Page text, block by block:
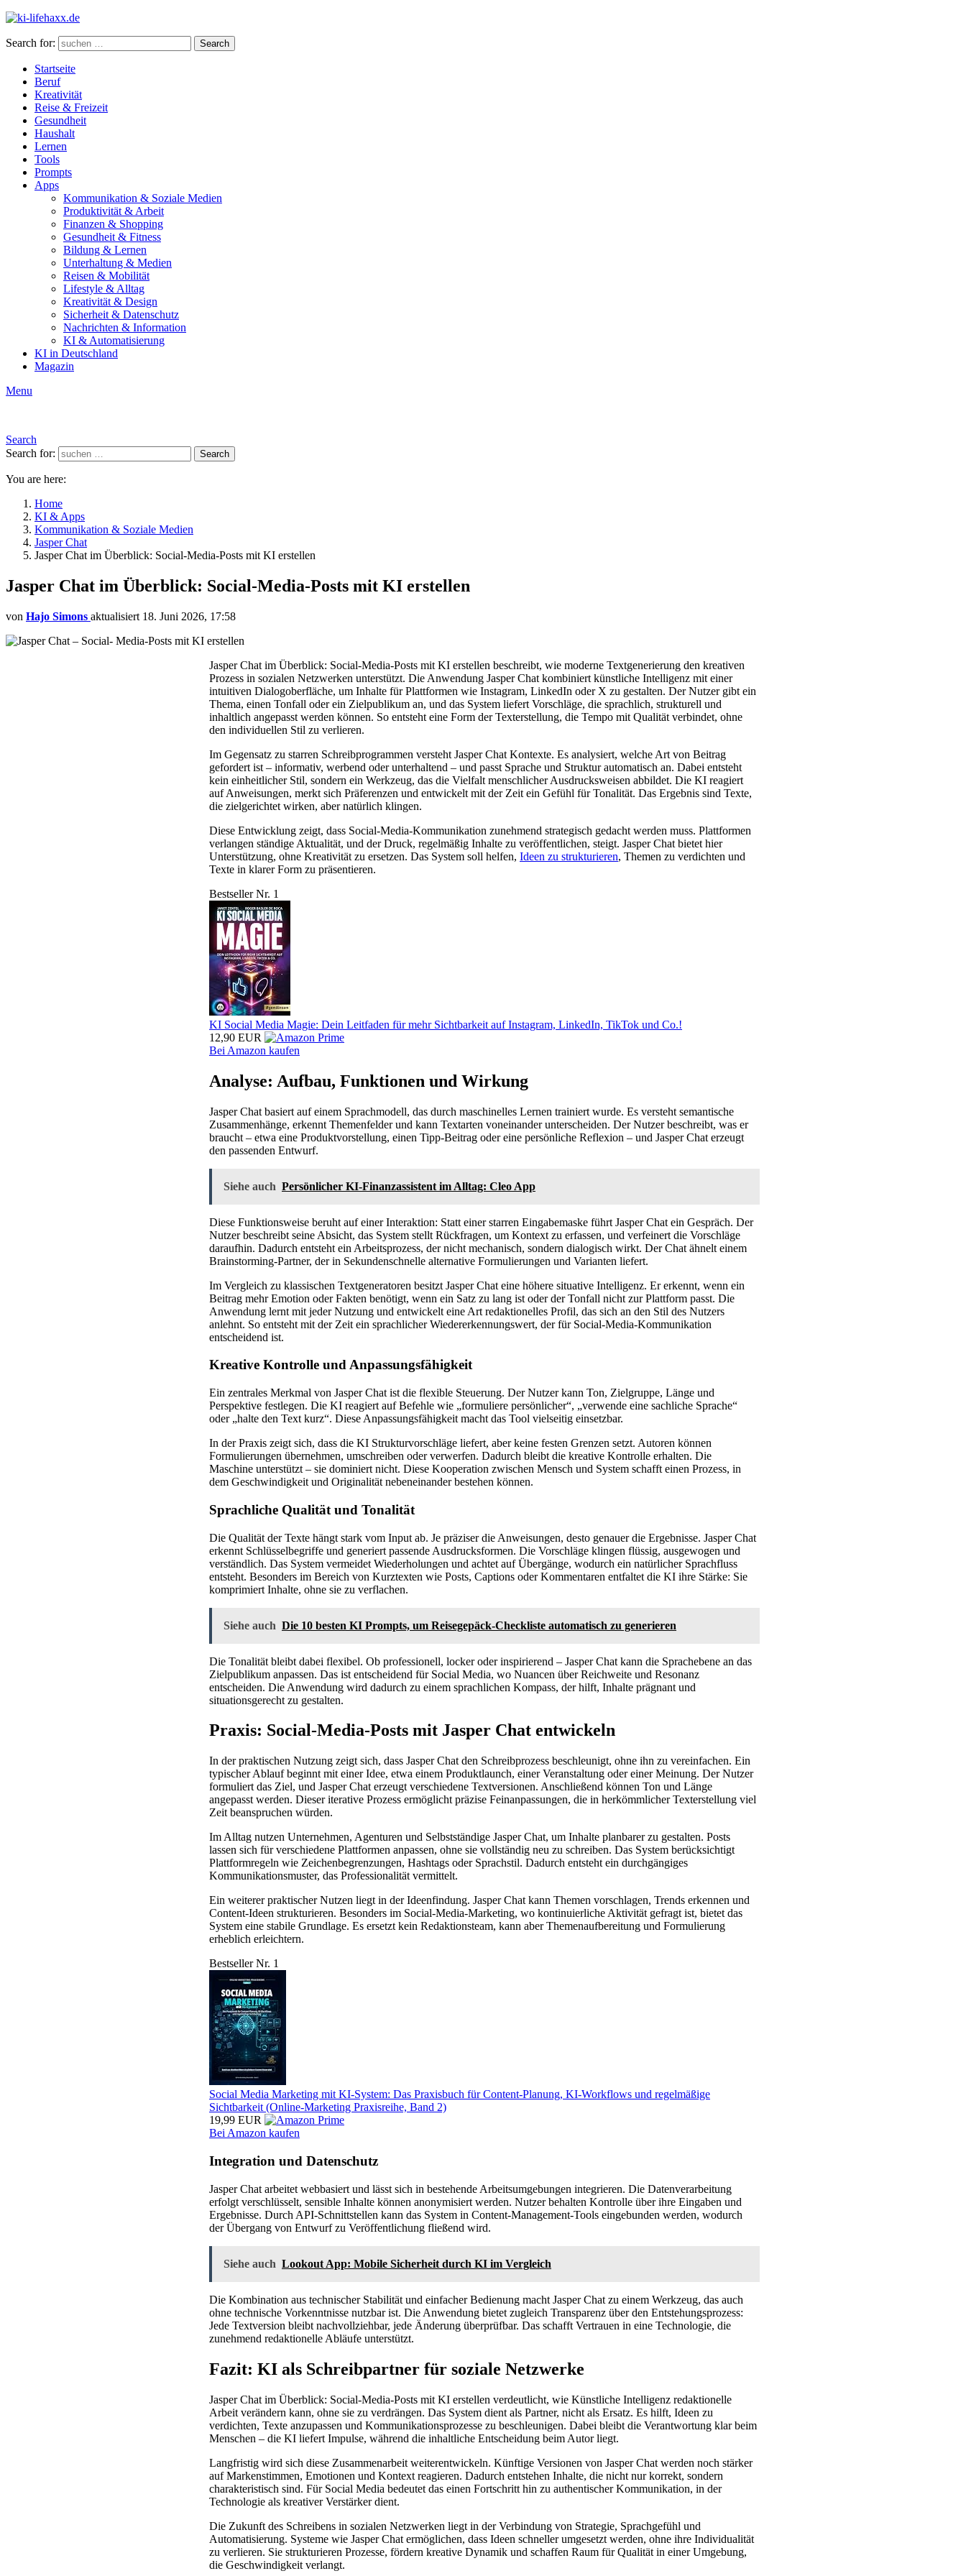
Search for: Search
Startseite
Beruf
Kreativität
Reise & Freizeit
Gesundheit
Haushalt
Lernen
Tools
Prompts
Apps
Kommunikation & Soziale Medien
Produktivität & Arbeit
Finanzen & Shopping
Gesundheit & Fitness
Bildung & Lernen
Unterhaltung & Medien
Reisen & Mobilität
Lifestyle & Alltag
Kreativität & Design
Sicherheit & Datenschutz
Nachrichten & Information
KI & Automatisierung
KI in Deutschland
Magazin
Menu
Search
Search for:
Search
You are here:
Home
KI & Apps
Kommunikation & Soziale Medien
Jasper Chat
Jasper Chat im Überblick: Social-Media-Posts mit KI erstellen
Jasper Chat im Überblick: Social-Media-Posts mit KI erstellen
von Hajo Simons aktualisiert 18. Juni 2026, 17:58
Jasper Chat im Überblick: Social-Media-Posts mit KI erstellen beschreibt, wie moderne Textgenerierung den kreativen
Prozess in sozialen Netzwerken unterstützt. Die Anwendung Jasper Chat kombiniert künstliche Intelligenz mit einer
intuitiven Dialogoberfläche, um Inhalte für Plattformen wie Instagram, LinkedIn oder X zu gestalten. Der Nutzer gibt ein
Thema, einen Tonfall oder ein Zielpublikum an, und das System liefert Vorschläge, die sprachlich, strukturell und
inhaltlich angepasst werden können. So entsteht eine Form der Texterstellung, die Tempo mit Qualität verbindet, ohne
den individuellen Stil zu verlieren.
Im Gegensatz zu starren Schreibprogrammen versteht Jasper Chat Kontexte. Es analysiert, welche Art von Beitrag
gefordert ist – informativ, werbend oder unterhaltend – und passt Sprache und Struktur automatisch an. Dabei entsteht
kein einheitlicher Stil, sondern ein Werkzeug, das die Vielfalt menschlicher Ausdrucksweisen abbildet. Die KI reagiert
auf Anweisungen, merkt sich Präferenzen und entwickelt mit der Zeit ein Gefühl für Tonalität. Das Ergebnis sind Texte,
die zielgerichtet wirken, aber natürlich klingen.
Diese Entwicklung zeigt, dass Social-Media-Kommunikation zunehmend strategisch gedacht werden muss. Plattformen
verlangen ständige Aktualität, und der Druck, regelmäßig Inhalte zu veröffentlichen, steigt. Jasper Chat bietet hier
Unterstützung, ohne Kreativität zu ersetzen. Das System soll helfen, Ideen zu strukturieren, Themen zu verdichten und
Texte in klarer Form zu präsentieren.
Bestseller Nr. 1
KI Social Media Magie: Dein Leitfaden für mehr Sichtbarkeit auf Instagram, LinkedIn, TikTok und Co.!
12,90 EUR
Bei Amazon kaufen
Analyse: Aufbau, Funktionen und Wirkung
Jasper Chat basiert auf einem Sprachmodell, das durch maschinelles Lernen trainiert wurde. Es versteht semantische
Zusammenhänge, erkennt Themenfelder und kann Textarten voneinander unterscheiden. Der Nutzer beschreibt, was er
braucht – etwa eine Produktvorstellung, einen Tipp-Beitrag oder eine persönliche Reflexion – und Jasper Chat erzeugt
den passenden Entwurf.
Siehe auch Persönlicher KI-Finanzassistent im Alltag: Cleo App
Diese Funktionsweise beruht auf einer Interaktion: Statt einer starren Eingabemaske führt Jasper Chat ein Gespräch. Der
Nutzer beschreibt seine Absicht, das System stellt Rückfragen, um Kontext zu erfassen, und verfeinert die Vorschläge
daraufhin. Dadurch entsteht ein Arbeitsprozess, der nicht mechanisch, sondern dialogisch wirkt. Der Chat ähnelt einem
Brainstorming-Partner, der in Sekundenschnelle alternative Formulierungen und Varianten liefert.
Im Vergleich zu klassischen Textgeneratoren besitzt Jasper Chat eine höhere situative Intelligenz. Er erkennt, wenn ein
Beitrag mehr Emotion oder Fakten benötigt, wenn ein Satz zu lang ist oder der Tonfall nicht zur Plattform passt. Die
Anwendung lernt mit jeder Nutzung und entwickelt eine Art redaktionelles Profil, das sich an den Stil des Nutzers
anlehnt. So entsteht mit der Zeit ein sprachlicher Wiedererkennungswert, der für Social-Media-Kommunikation
entscheidend ist.
Kreative Kontrolle und Anpassungsfähigkeit
Ein zentrales Merkmal von Jasper Chat ist die flexible Steuerung. Der Nutzer kann Ton, Zielgruppe, Länge und
Perspektive festlegen. Die KI reagiert auf Befehle wie „formuliere persönlicher“, „verwende eine sachliche Sprache“
oder „halte den Text kurz“. Diese Anpassungsfähigkeit macht das Tool vielseitig einsetzbar.
In der Praxis zeigt sich, dass die KI Strukturvorschläge liefert, aber keine festen Grenzen setzt. Autoren können
Formulierungen übernehmen, umschreiben oder verwerfen. Dadurch bleibt die kreative Kontrolle erhalten. Die
Maschine unterstützt – sie dominiert nicht. Diese Kooperation zwischen Mensch und System schafft einen Prozess, in
dem Geschwindigkeit und Originalität nebeneinander bestehen können.
Sprachliche Qualität und Tonalität
Die Qualität der Texte hängt stark vom Input ab. Je präziser die Anweisungen, desto genauer die Ergebnisse. Jasper Chat
erkennt Schlüsselbegriffe und generiert passende Ausdrucksformen. Die Vorschläge klingen flüssig, ausgewogen und
verständlich. Das System vermeidet Wiederholungen und achtet auf Übergänge, wodurch ein natürlicher Sprachfluss
entsteht. Besonders im Bereich von Kurztexten wie Posts, Captions oder Kommentaren entfaltet die KI ihre Stärke: Sie
komprimiert Inhalte, ohne sie zu verflachen.
Siehe auch Die 10 besten KI Prompts, um Reisegepäck-Checkliste automatisch zu generieren
Die Tonalität bleibt dabei flexibel. Ob professionell, locker oder inspirierend – Jasper Chat kann die Sprachebene an das
Zielpublikum anpassen. Das ist entscheidend für Social Media, wo Nuancen über Reichweite und Resonanz
entscheiden. Die Anwendung wird dadurch zu einem sprachlichen Kompass, der hilft, Inhalte prägnant und
situationsgerecht zu gestalten.
Praxis: Social-Media-Posts mit Jasper Chat entwickeln
In der praktischen Nutzung zeigt sich, dass Jasper Chat den Schreibprozess beschleunigt, ohne ihn zu vereinfachen. Ein
typischer Ablauf beginnt mit einer Idee, etwa einem Produktlaunch, einer Veranstaltung oder einer Meinung. Der Nutzer
formuliert das Ziel, und Jasper Chat erzeugt verschiedene Textversionen. Anschließend können Ton und Länge
angepasst werden. Dieser iterative Prozess ermöglicht präzise Feinanpassungen, die in herkömmlicher Texterstellung viel
Zeit beanspruchen würden.
Im Alltag nutzen Unternehmen, Agenturen und Selbstständige Jasper Chat, um Inhalte planbarer zu gestalten. Posts
lassen sich für verschiedene Plattformen anpassen, ohne sie vollständig neu zu schreiben. Das System berücksichtigt
Plattformregeln wie Zeichenbegrenzungen, Hashtags oder Sprachstil. Dadurch entsteht ein durchgängiges
Kommunikationsmuster, das Professionalität vermittelt.
Ein weiterer praktischer Nutzen liegt in der Ideenfindung. Jasper Chat kann Themen vorschlagen, Trends erkennen und
Content-Ideen strukturieren. Besonders im Social-Media-Marketing, wo kontinuierliche Aktivität gefragt ist, bietet das
System eine stabile Grundlage. Es ersetzt kein Redaktionsteam, kann aber Themenaufbereitung und Formulierung
erheblich erleichtern.
Bestseller Nr. 1
Social Media Marketing mit KI-System: Das Praxisbuch für Content-Planung, KI-Workflows und regelmäßige
Sichtbarkeit (Online-Marketing Praxisreihe, Band 2)
19,99 EUR
Bei Amazon kaufen
Integration und Datenschutz
Jasper Chat arbeitet webbasiert und lässt sich in bestehende Arbeitsumgebungen integrieren. Die Datenverarbeitung
erfolgt verschlüsselt, sensible Inhalte können anonymisiert werden. Nutzer behalten Kontrolle über ihre Eingaben und
Ergebnisse. Durch API-Schnittstellen kann das System in Content-Management-Tools eingebunden werden, wodurch
der Übergang von Entwurf zu Veröffentlichung fließend wird.
Siehe auch Lookout App: Mobile Sicherheit durch KI im Vergleich
Die Kombination aus technischer Stabilität und einfacher Bedienung macht Jasper Chat zu einem Werkzeug, das auch
ohne technische Vorkenntnisse nutzbar ist. Die Anwendung bietet zugleich Transparenz über den Entstehungsprozess:
Jede Textversion bleibt nachvollziehbar, jede Änderung überprüfbar. Das schafft Vertrauen in eine Technologie, die
zunehmend redaktionelle Abläufe unterstützt.
Fazit: KI als Schreibpartner für soziale Netzwerke
Jasper Chat im Überblick: Social-Media-Posts mit KI erstellen verdeutlicht, wie Künstliche Intelligenz redaktionelle
Arbeit verändern kann, ohne sie zu verdrängen. Das System dient als Partner, nicht als Ersatz. Es hilft, Ideen zu
verdichten, Texte anzupassen und Kommunikationsprozesse zu beschleunigen. Dabei bleibt die Verantwortung klar beim
Menschen – die KI liefert Impulse, während die inhaltliche Entscheidung beim Autor liegt.
Langfristig wird sich diese Zusammenarbeit weiterentwickeln. Künftige Versionen von Jasper Chat werden noch stärker
auf Markenstimmen, Emotionen und Kontext reagieren. Dadurch entstehen Inhalte, die nicht nur korrekt, sondern
charakteristisch sind. Für Social Media bedeutet das einen Fortschritt hin zu authentischer Kommunikation, in der
Technologie als kreativer Verstärker dient.
Die Zukunft des Schreibens in sozialen Netzwerken liegt in der Verbindung von Strategie, Sprachgefühl und
Automatisierung. Systeme wie Jasper Chat ermöglichen, dass Ideen schneller umgesetzt werden, ohne ihre Individualität
zu verlieren. Sie strukturieren Prozesse, fördern kreative Dynamik und schaffen Raum für Qualität in einer Umgebung,
die Geschwindigkeit verlangt.